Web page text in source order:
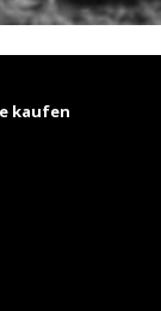
kaufen